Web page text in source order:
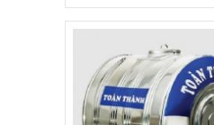
Mua ngay